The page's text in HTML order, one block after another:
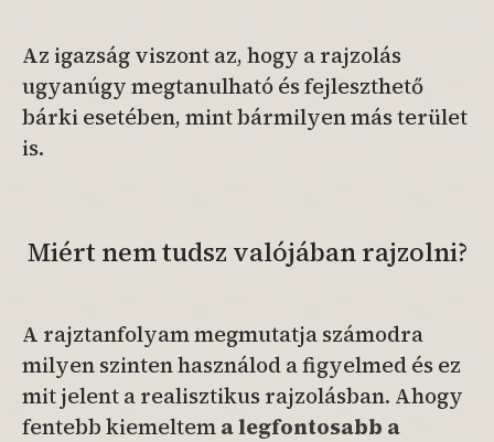
Az igazság viszont az, hogy a rajzolás
ugyanúgy megtanulható és fejleszthető
bárki esetében, mint bármilyen más terület
is.
Miért nem tudsz valójában rajzolni?
A rajztanfolyam megmutatja számodra
milyen szinten használod a figyelmed és ez
mit jelent a realisztikus rajzolásban. Ahogy
fentebb kiemeltema legfontosabb a